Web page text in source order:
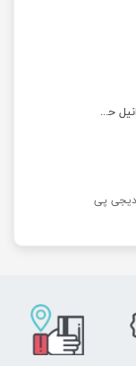
شامپو فوم حیوانات پروپرفک با رایحه وانیل حجم 200 میلی لیتر